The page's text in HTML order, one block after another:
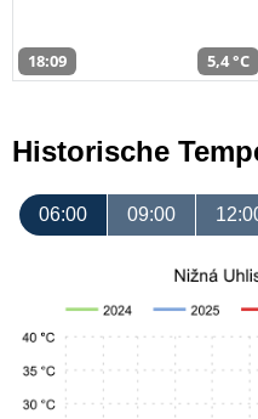
18:09 5,4 °C
Historische
06:00 09:00